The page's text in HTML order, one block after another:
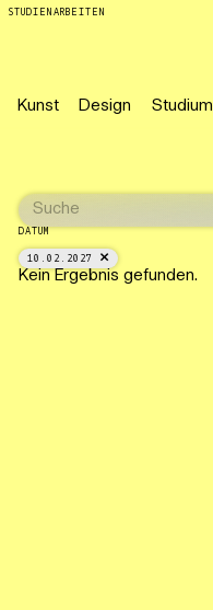
STUDIENARBEITEN
Kunst Design Studium
DATUM
10.02.2027
Kein Ergebnis gefunden.